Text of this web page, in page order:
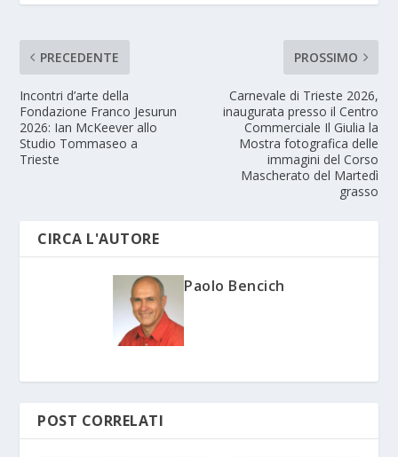
PRECEDENTE
Incontri d’arte della
Fondazione Franco Jesurun
2026: Ian McKeever allo
Studio Tommaseo a
Trieste
PROSSIMO
Carnevale di Trieste 2026,
inaugurata presso il Centro
Commerciale Il Giulia la
Mostra fotografica delle
immagini del Corso
Mascherato del Martedì
grasso
CIRCA L'AUTORE
Paolo Bencich
POST CORRELATI